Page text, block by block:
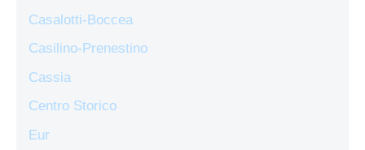
Casalotti-Boccea
Casilino-Prenestino
Cassia
Centro Storico
Eur